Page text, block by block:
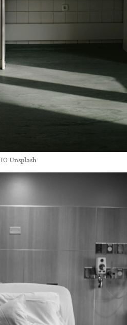
Unsplash